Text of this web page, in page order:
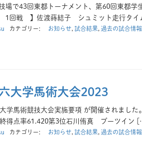
で43回東都トーナメント、第60回東都学
1回戦 】佐渡蒔結子 シュミット走行タイ
カテゴリー: お知らせ, 試合結果 過去の試合情報
大学馬術大会2023
学馬術競技大会実施要項 が開催されまし
点率61.420第3位石川侑真 ブーツイン
カテゴリー: お知らせ, 試合結果 過去の試合情報